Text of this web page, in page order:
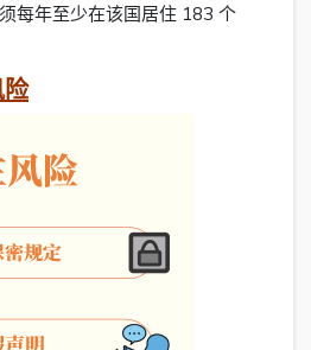
每年至少在该国居住 183 个